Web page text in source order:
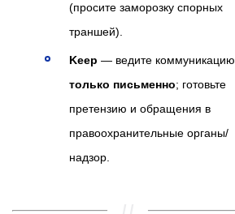
(просите заморозку спорных
траншей).
Keep — ведите коммуникацию
только письменно; готовьте
претензию и обращения в
правоохранительные органы/
надзор.